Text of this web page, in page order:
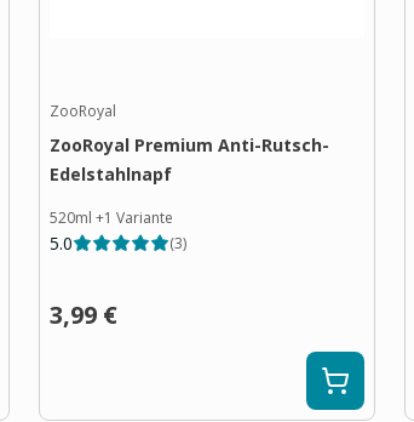
ZooRoyal
ZooRoyal Premium Anti-Rutsch-
Edelstahlnapf
520ml +1 Variante
5.0 (3)
3,99 €